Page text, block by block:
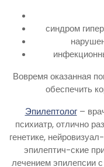
синдром
Вовремя оказанная
обеспечить
Эпилептолог–
психиатр, отлично
генетике,
эпилептич-ские
лечением эпилепсии